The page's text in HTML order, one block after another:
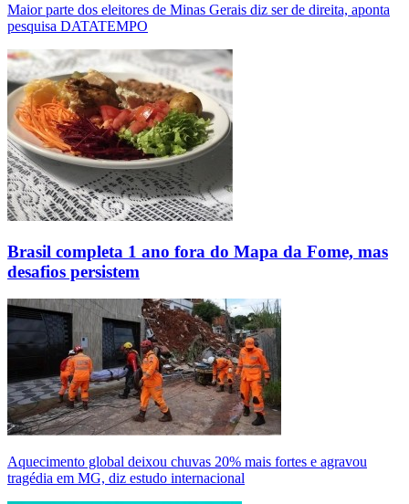
Maior parte dos eleitores de Minas Gerais diz ser de direita, aponta
pesquisa DATATEMPO
Brasil completa 1 ano fora do Mapa da Fome, mas
desafios persistem
Aquecimento global deixou chuvas 20% mais fortes e agravou
tragédia em MG, diz estudo internacional